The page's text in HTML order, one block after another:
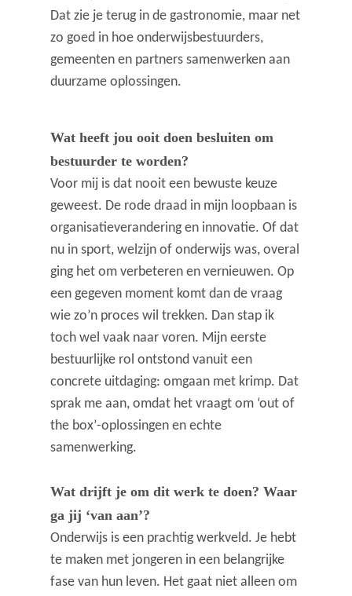
Dat zie je terug in de gastronomie, maar net
zo goed in hoe onderwijsbestuurders,
gemeenten en partners samenwerken aan
duurzame oplossingen.
Wat heeft jou ooit doen besluiten om
bestuurder te worden?
Voor mij is dat nooit een bewuste keuze
geweest. De rode draad in mijn loopbaan is
organisatieverandering en innovatie. Of dat
nu in sport, welzijn of onderwijs was, overal
ging het om verbeteren en vernieuwen. Op
een gegeven moment komt dan de vraag
wie zo’n proces wil trekken. Dan stap ik
toch wel vaak naar voren. Mijn eerste
bestuurlijke rol ontstond vanuit een
concrete uitdaging: omgaan met krimp. Dat
sprak me aan, omdat het vraagt om ‘out of
the box’-oplossingen en echte
samenwerking.
Wat drijft je om dit werk te doen? Waar
ga jij ‘van aan’?
Onderwijs is een prachtig werkveld. Je hebt
te maken met jongeren in een belangrijke
fase van hun leven. Het gaat niet alleen om